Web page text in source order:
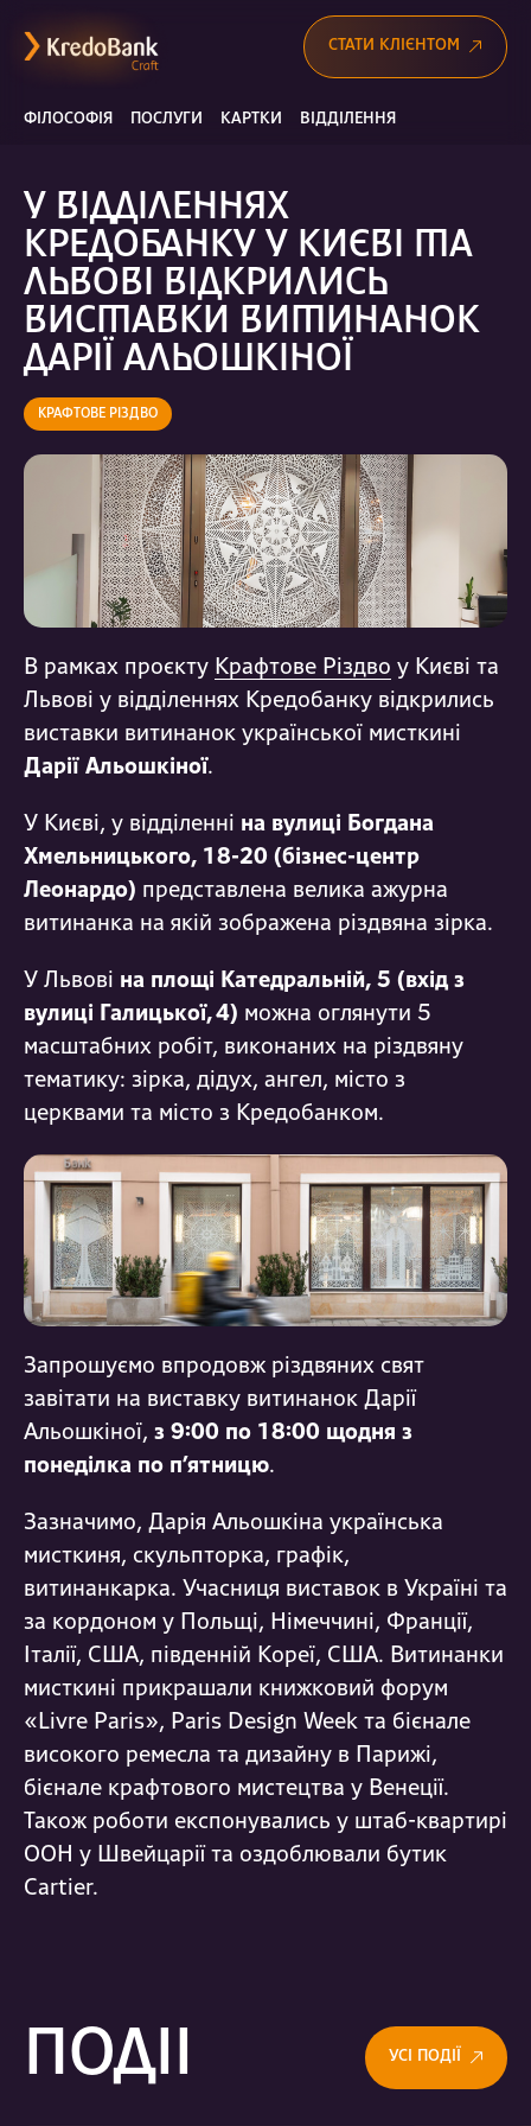
ФІЛОСОФІЯ ПОСЛУГИ КАРТКИ ВІДДІЛЕННЯ
СТАТИ КЛІЄНТОМ
У ВІДДІЛЕННЯХ
КРЕДОБАНКУ У КИЄВІ ТА
ЛЬВОВІ ВІДКРИЛИСЬ
ВИСТАВКИ ВИТИНАНОК
ДАРІЇ АЛЬОШКІНОЇ
КРАФТОВЕ РІЗДВО
В рамках проєкту Крафтове Різдво у Києві та
Львові у відділеннях Кредобанку відкрились
виставки витинанок української мисткині
Дарії Альошкіної.
У Києві, у відділенні на вулиці Богдана
Хмельницького, 18-20 (бізнес-центр
Леонардо) представлена велика ажурна
витинанка на якій зображена різдвяна зірка.
У Львові на площі Катедральній, 5 (вхід з
вулиці Галицької, 4) можна оглянути 5
масштабних робіт, виконаних на різдвяну
тематику: зірка, дідух, ангел, місто з
церквами та місто з Кредобанком.
Запрошуємо впродовж різдвяних свят
завітати на виставку витинанок Дарії
Альошкіної, з 9:00 по 18:00 щодня з
понеділка по п’ятницю.
Зазначимо, Дарія Альошкіна українська
мисткиня, скульпторка, графік,
витинанкарка. Учасниця виставок в Україні та
за кордоном у Польщі, Німеччині, Франції,
Італії, США, південній Кореї, США. Витинанки
мисткині прикрашали книжковий форум
«Livre Paris», Paris Design Week та бієнале
високого ремесла та дизайну в Парижі,
бієнале крафтового мистецтва у Венеції.
Також роботи експонувались у штаб-квартирі
ООН у Швейцарії та оздоблювали бутик
Cartier.
ПОДІЇ УСІ ПОДІЇ